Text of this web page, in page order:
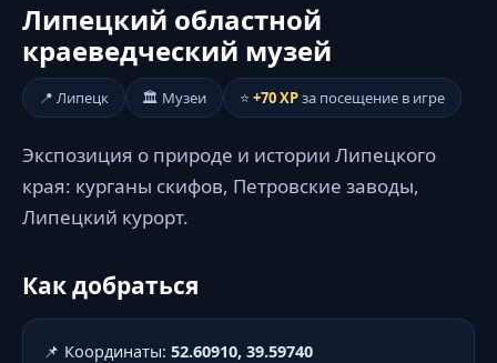
Липецкий областной
краеведческий музей
📍 Липецк 🏛️ Музеи ⭐ +70 XPза посещение в игре
Экспозиция о природе и истории Липецкого
края: курганы скифов, Петровские заводы,
Липецкий курорт.
Как добраться
📌 Координаты: 52.60910, 39.59740